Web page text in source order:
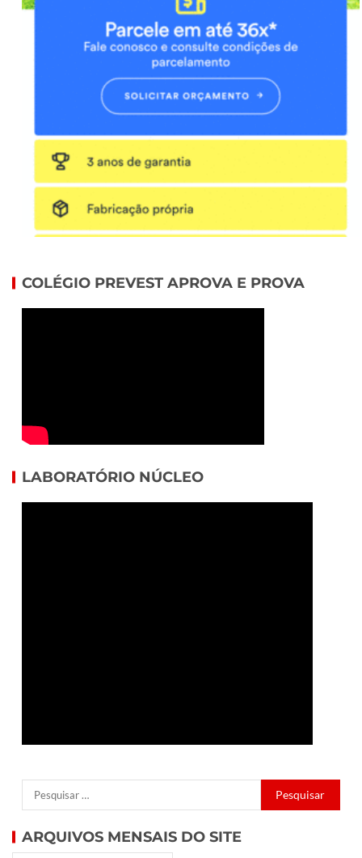
COLÉGIO PREVEST APROVA E PROVA
LABORATÓRIO NÚCLEO
ARQUIVOS MENSAIS DO SITE